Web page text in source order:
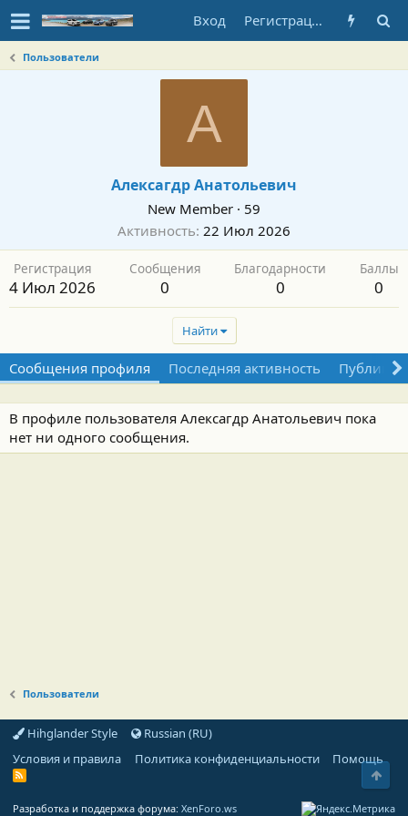
Вход Регистрация
Пользователи
А
Алексагдр Анатольевич
New Member · 59
Активность 22 Июл 2026
Регистрация
4 Июл 2026
Сообщения
0
Благодарности
0
Баллы
0
Найти
Сообщения профиля Последняя активность
В профиле пользователя Алексагдр Анатольевич пока
нет ни одного сообщения.
Пользователи
Hihglander Style
Russian (RU)
Условия и правила
Политика конфиденциальности Помощь
R
Разработка и поддержка форума: XenForo.ws